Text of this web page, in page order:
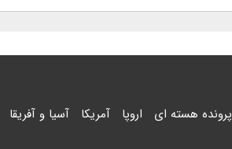
پرونده هسته ای اروپا آمریکا آسیا و آفریقا